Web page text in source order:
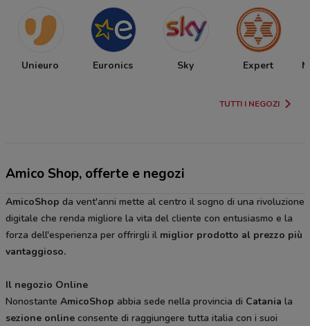
Unieuro Euronics Sky Expert
TUTTI I NEGOZI
Amico Shop, offerte e negozi
AmicoShop da vent'anni mette al centro il sogno di una rivoluzione
digitale che renda migliore la vita del cliente con entusiasmo e la
forza dell'esperienza per offrirgli il miglior prodotto al prezzo più
vantaggioso.
Il negozio Online
Nonostante AmicoShop abbia sede nella provincia di Catania la
sezione online consente di raggiungere tutta italia con i suoi